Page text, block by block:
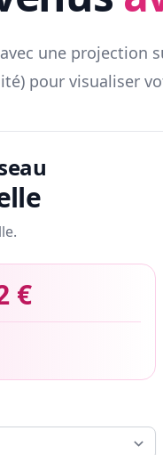
une projection
pour visualiser
€